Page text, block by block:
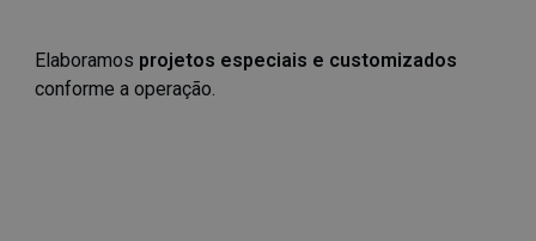
Elaboramos projetos especiais e customizados
conforme a operação.